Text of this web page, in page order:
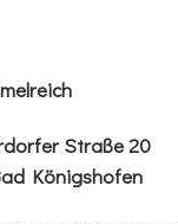
Straße 20
Königshofen